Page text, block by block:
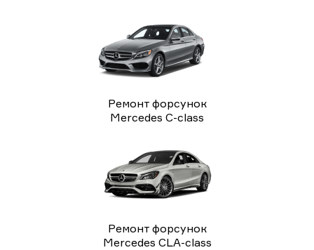
Ремонт форсунок
Mercedes C-class
Ремонт форсунок
Mercedes CLA-class